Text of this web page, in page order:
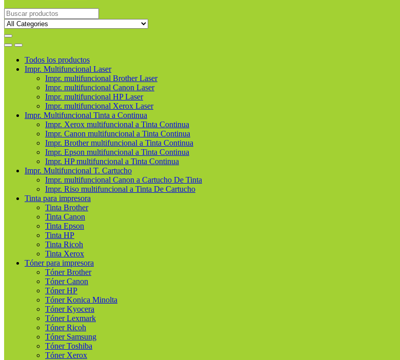
Buscar
productos
Todos los productos
Impr. Multifuncional Laser
Impr. multifuncional Brother Laser
Impr. multifuncional Canon Laser
Impr. multifuncional HP Laser
Impr. multifuncional Xerox Laser
Impr. Multifuncional Tinta a Continua
Impr. Xerox multifuncional a Tinta Continua
Impr. Canon multifuncional a Tinta Continua
Impr. Brother multifuncional a Tinta Continua
Impr. Epson multifuncional a Tinta Continua
Impr. HP multifuncional a Tinta Continua
Impr. Multifuncional T. Cartucho
Impr. multifuncional Canon a Cartucho De Tinta
Impr. Riso multifuncional a Tinta De Cartucho
Tinta para impresora
Tinta Brother
Tinta Canon
Tinta Epson
Tinta HP
Tinta Ricoh
Tinta Xerox
Tóner para impresora
Tóner Brother
Tóner Canon
Tóner HP
Tóner Konica Minolta
Tóner Kyocera
Tóner Lexmark
Tóner Ricoh
Tóner Samsung
Tóner Toshiba
Tóner Xerox